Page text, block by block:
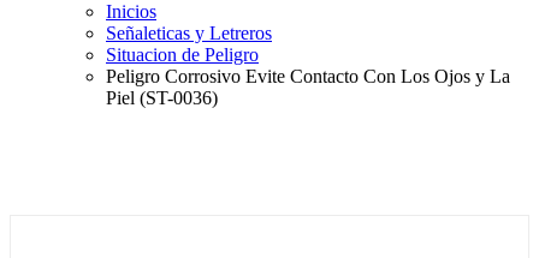
Inicios
Señaleticas y Letreros
Situacion de Peligro
Peligro Corrosivo Evite Contacto Con Los Ojos y La
Piel (ST-0036)